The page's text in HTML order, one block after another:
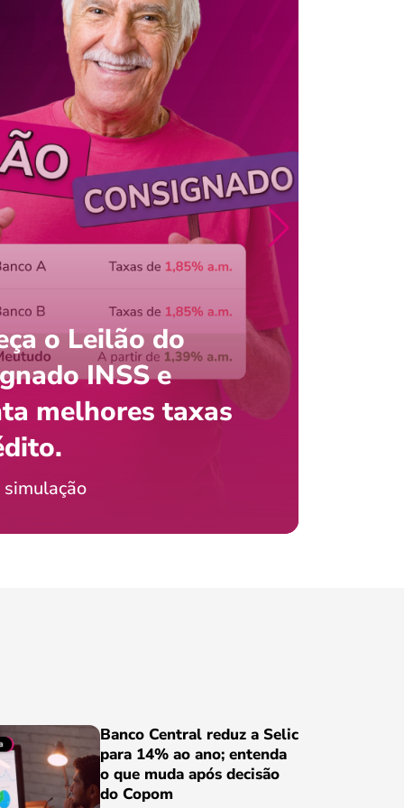
saldo do FGTS pelo
com o celular?
Jordão
o Leilão do
INSS e
melhores taxas
simulação
Banco Central reduz a Selic
para 14% ao ano; entenda
o que muda após decisão
do Copom